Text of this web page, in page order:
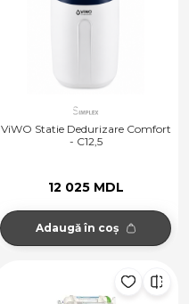
ViWO Statie Dedurizare Comfort
- C12,5
12 025 MDL
Adaugă în coș